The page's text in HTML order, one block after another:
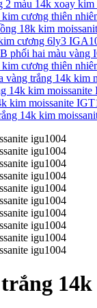
cương thiên
18k kim
cương thiên
vàng trắng 14k kim
14k kim
kim moissanite
14k